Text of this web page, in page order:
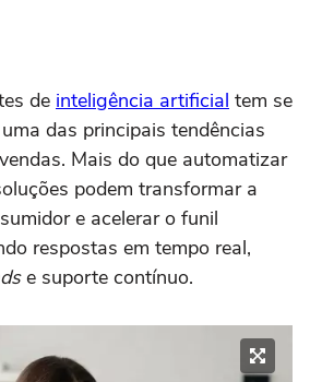
de inteligência artificial tem se
das principais tendências
Mais do que automatizar
podem transformar a
e acelerar o funil
respostas em tempo real,
e suporte contínuo.